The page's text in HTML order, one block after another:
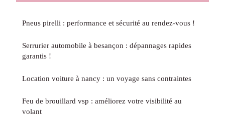
Pneus pirelli : performance et sécurité au rendez-vous !
Serrurier automobile à besançon : dépannages rapides
garantis !
Location voiture à nancy : un voyage sans contraintes
Feu de brouillard vsp : améliorez votre visibilité au
volant